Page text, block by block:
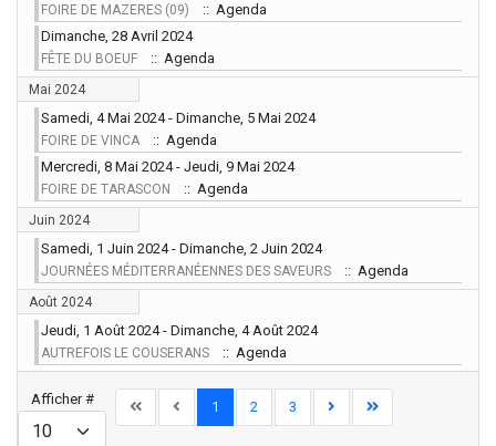
FOIRE DE MAZERES (09)
:: Agenda
Dimanche, 28 Avril 2024
FÊTE DU BOEUF :: Agenda
Mai 2024
Samedi, 4 Mai 2024 - Dimanche, 5 Mai 2024
FOIRE DE VINCA
:: Agenda
Mercredi, 8 Mai 2024 - Jeudi, 9 Mai 2024
FOIRE DE TARASCON :: Agenda
Juin 2024
Samedi, 1 Juin 2024 - Dimanche, 2 Juin 2024
JOURNÉES MÉDITERRANÉENNES DES SAVEURS :: Agenda
Août 2024
Jeudi, 1 Août 2024 - Dimanche, 4 Août 2024
AUTREFOIS LE COUSERANS :: Agenda
Limite de la pagination
Afficher # 1 2 3